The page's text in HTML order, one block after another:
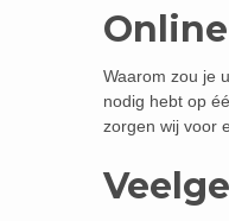
Waarom zou je
nodig hebt op
zorgen wij voor